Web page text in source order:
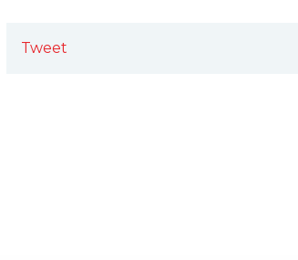
Tweet